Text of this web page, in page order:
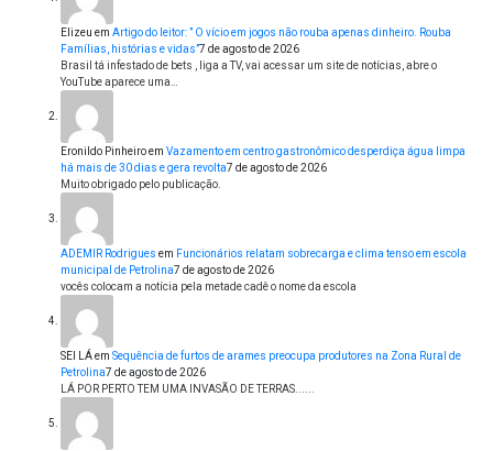
Elizeu em Artigo do leitor: ” O vício em jogos não rouba apenas dinheiro. Rouba
Famílias, histórias e vidas”7 de agosto de 2026
Brasil tá infestado de bets , liga a TV, vai acessar um site de notícias, abre o
YouTube aparece uma…
Eronildo Pinheiroem Vazamento em centro gastronômico desperdiça água limpa
há mais de 30 dias e gera revolta7 de agosto de 2026
Muito obrigado pelo publicação.
ADEMIR Rodrigues em Funcionários relatam sobrecarga e clima tenso em escola
municipal de Petrolina7 de agosto de 2026
vocês colocam a notícia pela metade cadê o nome da escola
SEI LÁem Sequência de furtos de arames preocupa produtores na Zona Rural de
Petrolina7 de agosto de 2026
LÁ POR PERTO TEM UMA INVASÃO DE TERRAS......